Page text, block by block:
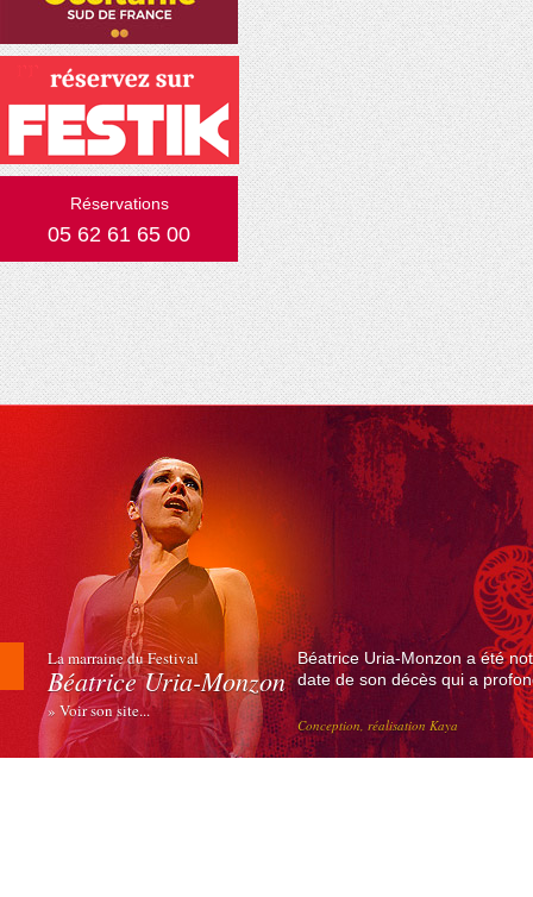
Réservations
05 62 61 65 00
La marraine du Festival
Béatrice Uria-Monzon
» Voir son site...
Béatrice Uria-Monzon a été
date de son décès qui a
Conception, réalisation Kaya